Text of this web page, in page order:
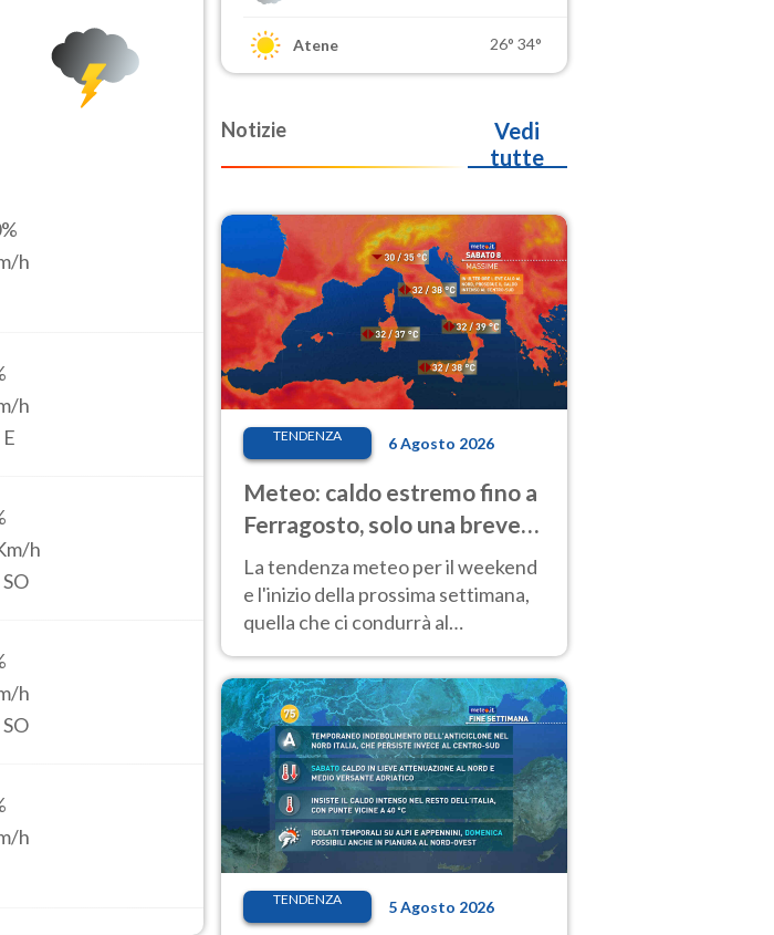
%
h
h
h
h
h
Atene 26° 34°
Notizie
Vedi
tutte
TENDENZA 6 Agosto 2026
Meteo: caldo estremo fino a
Ferragosto, solo una breve
pausa. Ecco dove
La tendenza meteo per il weekend
e l'inizio della prossima settimana,
quella che ci condurrà al
temperature molto elevate
TENDENZA 5 Agosto 2026